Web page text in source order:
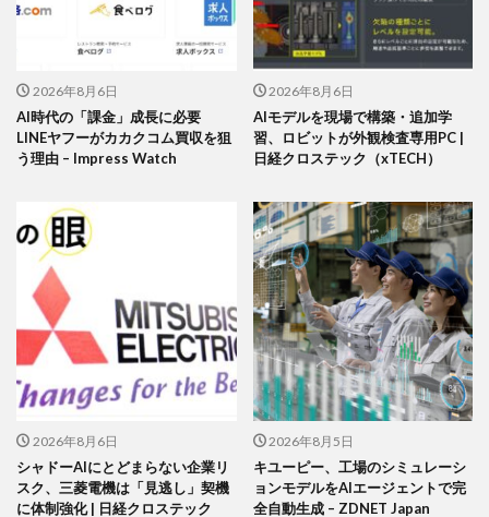
2026年8月6日
AI時代の「課金」成長に必要
LINEヤフーがカカクコム買収を狙
う理由 – Impress Watch
2026年8月6日
AIモデルを現場で構築・追加学
習、ロビットが外観検査専用PC |
日経クロステック（xTECH）
2026年8月6日
シャドーAIにとどまらない企業リ
スク、三菱電機は「見逃し」契機
に体制強化 | 日経クロステック
2026年8月5日
キユーピー、工場のシミュレーシ
ョンモデルをAIエージェントで完
全自動生成 – ZDNET Japan